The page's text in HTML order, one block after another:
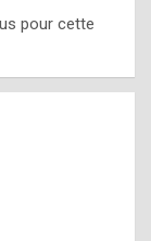
pour cette